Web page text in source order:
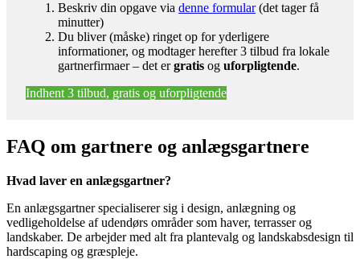
Beskriv din opgave via denne formular(det tager få
minutter)
Du bliver (måske) ringet op for yderligere
informationer, og modtager herefter 3 tilbud fra lokale
gartnerfirmaer – det ergratis og uforpligtende.
Indhent 3 tilbud, gratis og uforpligtende
FAQ om gartnere og anlægsgartnere
Hvad laver en anlægsgartner?
En anlægsgartner specialiserer sig i design, anlægning og
vedligeholdelse af udendørs områder som haver, terrasser og
landskaber. De arbejder med alt fra plantevalg og landskabsdesign til
hardscaping og græspleje.